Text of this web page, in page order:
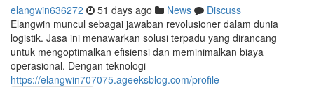
elangwin636272 51 days ago News
Discuss
Elangwin muncul sebagai jawaban revolusioner dalam dunia
logistik. Jasa ini menawarkan solusi terpadu yang dirancang
untuk mengoptimalkan efisiensi dan meminimalkan biaya
operasional. Dengan teknologi
https://elangwin707075.ageeksblog.com/profile